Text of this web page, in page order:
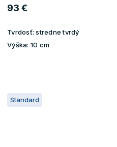
93 €
Tvrdosť: stredne tvrdý
Výška: 10 cm
Standard